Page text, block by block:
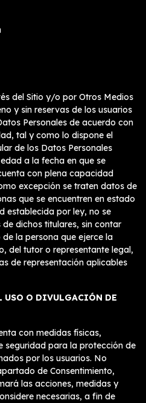
del Sitio y/o por Otros Medios
y sin reservas de los usuarios
Personales de acuerdo con
tal y como lo dispone el
de los Datos Personales
a la fecha en que se
con plena capacidad
excepción se traten datos de
que se encuentren en estado
establecida por ley, no se
dichos titulares, sin contar
la persona que ejerce la
del tutor o representante legal,
de representación aplicables
USO O DIVULGACIÓN DE
con medidas físicas,
seguridad para la protección de
por los usuarios. No
de Consentimiento,
las acciones, medidas y
necesarias, a fin de